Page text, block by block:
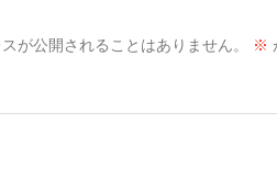
が公開されることはありません。 ※